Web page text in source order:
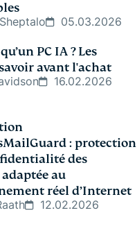
05.03.2026
PC IA ? Les
avant l'achat
16.02.2026
: protection
des
au
réel d’Internet
12.02.2026